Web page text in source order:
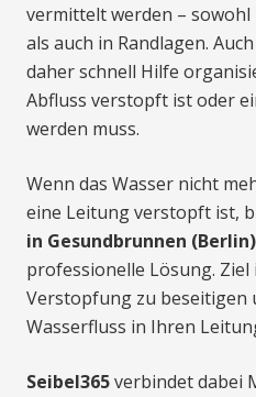
vermittelt werden –
als auch in Randlagen.
daher schnell Hilfe
Abfluss verstopft ist oder
werden muss.
Wenn das Wasser nicht
eine Leitung verstopft ist,
in Gesundbrunnen (Berlin)
professionelle Lösung. Ziel
Verstopfung zu beseitigen
Wasserfluss in Ihren
Seibel365verbindet dabei